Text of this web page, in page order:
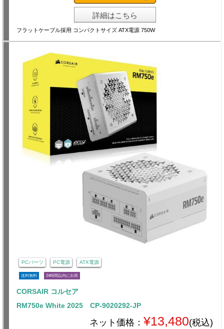
詳細はこちら
フラットケーブル採用 コンパクトサイズ ATX電源 750W
PCパーツ PC電源 ATX電源
送料無料 24時間以内に出荷
CORSAIR コルセア
RM750e White 2025 CP-9020292-JP
ネット価格： ¥13,480(税込)